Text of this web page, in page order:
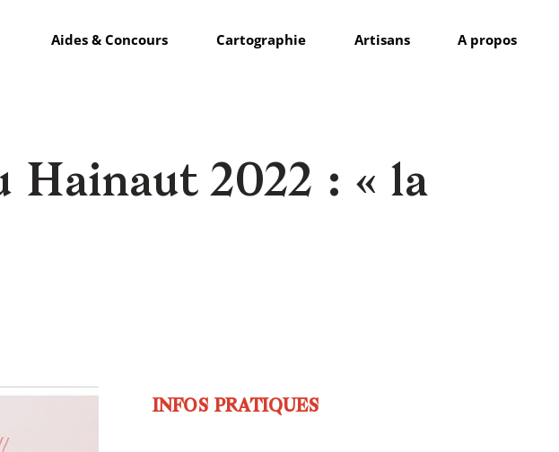
Aides & Concours Cartographie Artisans A propos
Hainaut 2022 : « la
INFOS PRATIQUES